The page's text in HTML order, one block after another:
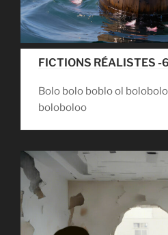
FICTIONS RÉALISTES -
Bolo bolo boblo ol
boloboloo